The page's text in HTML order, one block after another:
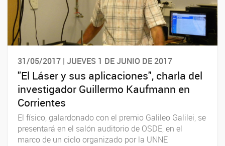
31/05/2017 | JUEVES 1 DE JUNIO DE 2017
"El Láser y sus aplicaciones", charla del
investigador Guillermo Kaufmann en
Corrientes
El físico, galardonado con el premio Galileo Galilei, se
presentará en el salón auditorio de OSDE, en el
marco de un ciclo organizado por la UNNE